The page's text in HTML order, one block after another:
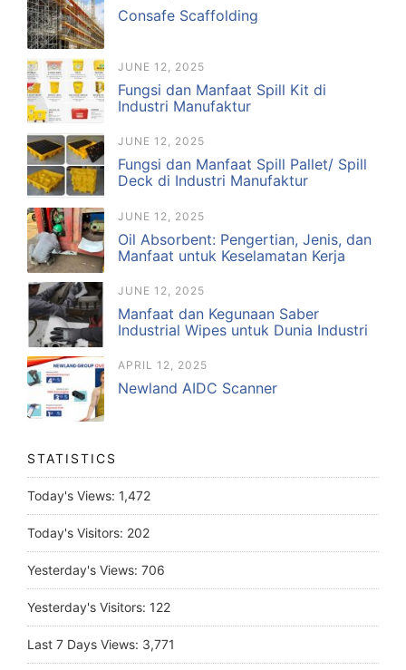
Consafe Scaffolding
JUNE 12, 2025
Fungsi dan Manfaat Spill Kit di
Industri Manufaktur
JUNE 12, 2025
Fungsi dan Manfaat Spill Pallet/ Spill
Deck di Industri Manufaktur
JUNE 12, 2025
Oil Absorbent: Pengertian, Jenis, dan
Manfaat untuk Keselamatan Kerja
JUNE 12, 2025
Manfaat dan Kegunaan Saber
Industrial Wipes untuk Dunia Industri
APRIL 12, 2025
Newland AIDC Scanner
STATISTICS
Today's Views: 1,472
Today's Visitors: 202
Yesterday's Views: 706
Yesterday's Visitors: 122
Last 7 Days Views: 3,771